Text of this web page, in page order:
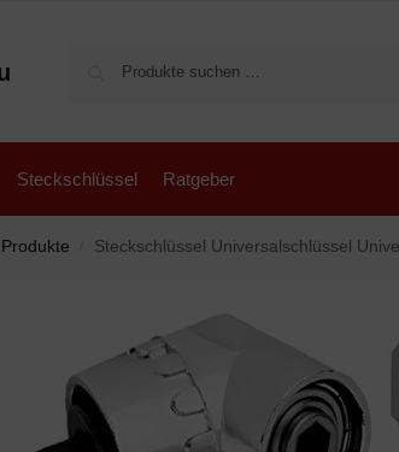
Steckschlüssel Ratgeber
Steckschlüssel Universalschlüssel Universal Nuss